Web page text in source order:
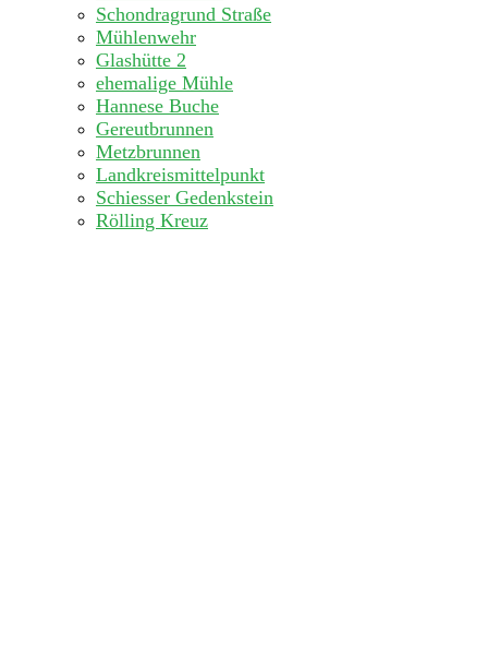
Schondragrund Straße
Mühlenwehr
Glashütte 2
ehemalige Mühle
Hannese Buche
Gereutbrunnen
Metzbrunnen
Landkreismittelpunkt
Schiesser Gedenkstein
Rölling Kreuz